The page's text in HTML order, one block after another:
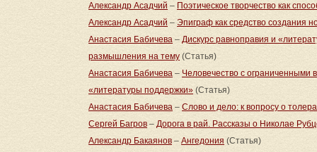
Все жанры
Александр Асадчий – Поэтическое творчество как
Александр Асадчий – Эпиграф как средство создания
Анастасия Бабичева – Дискурс равноправия и
размышления на тему (Статья)
Анастасия Бабичева – Человечество с ограниченными
«литературы поддержки» (Статья)
Анастасия Бабичева – Слово и дело: к вопросу о
Сергей Багров – Дорога в рай. Рассказы о Николае
Александр Бакаянов – Ангедония (Статья)